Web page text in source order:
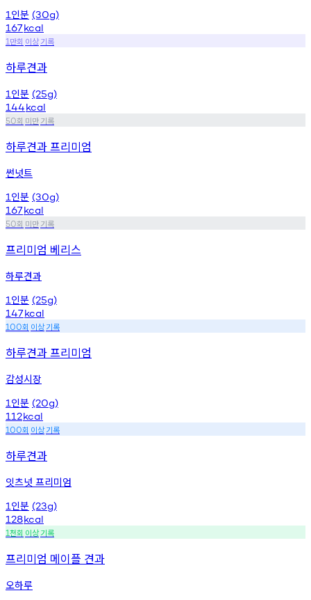
1 인분 (30g)
167kcal
1 만회 이상기록
하루견과
1 인분 (25g)
144kcal
50회 미만기록
하루견과 프리미엄
썬넛트
1 인분 (30g)
167kcal
50회 미만기록
프리미엄 베리스
하루견과
1 인분 (25g)
147kcal
100회 이상기록
하루견과 프리미엄
감성시장
1 인분 (20g)
112kcal
100회 이상기록
하루견과
잇츠넛 프리미엄
1 인분 (23g)
128kcal
1천회 이상기록
프리미엄 메이플 견과
오하루